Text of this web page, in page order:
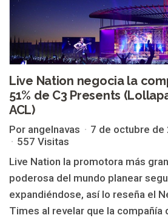
Live Nation negocia la
51% de C3 Presents
ACL)
Por angelnavas
7 de octubre de
557 Visitas
Live Nation la promotora más
poderosa del mundo planear
expandiéndose, así lo reseña el
Times al revelar que la compañía